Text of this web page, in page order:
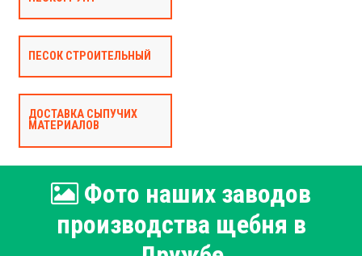
ПЕСОК СТРОИТЕЛЬНЫЙ
ДОСТАВКА СЫПУЧИХ
МАТЕРИАЛОВ
Фото наших заводов
производства щебня в